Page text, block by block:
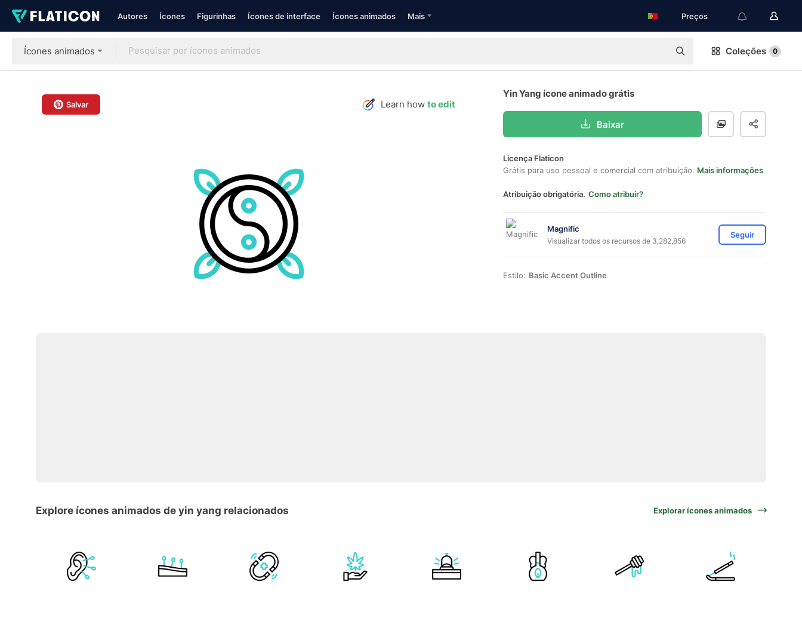
Autores Ícones Figurinhas Ícones de interface Ícones animados Mais Preços
Ícones animados Coleções 0
Salvar Learn how to edit
Yin Yang ícone animado grátis
Baixar
Licença Flaticon
Grátis para uso pessoal e comercial com atribuição. Mais informações
Atribuição obrigatória. Como atribuir?
Magnific
Visualizar todos os recursos de 3,282,856
Seguir
Estilo: Basic Accent Outline
Explore ícones animados de yin yang relacionados Explorar ícones animados